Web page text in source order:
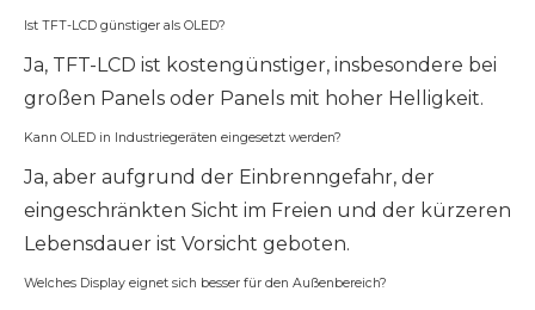
Ist TFT-LCD günstiger als OLED?
Ja, TFT-LCD ist kostengünstiger, insbesondere bei
großen Panels oder Panels mit hoher Helligkeit.
Kann OLED in Industriegeräten eingesetzt werden?
Ja, aber aufgrund der Einbrenngefahr, der
eingeschränkten Sicht im Freien und der kürzeren
Lebensdauer ist Vorsicht geboten.
Welches Display eignet sich besser für den Außenbereich?